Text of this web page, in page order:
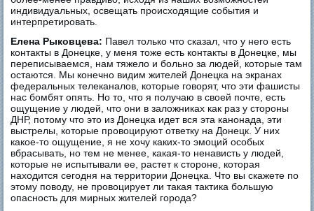
индивидуальных, освещать происходящие события и
интерпретировать.
Елена Рыковцева: Павел только что сказал, что у него есть
контакты в Донецке, у меня тоже есть контакты в Донецке, мы
переписываемся, нам тяжело и больно за людей, которые там
остаются. Мы конечно видим жителей Донецка на экранах
федеральных телеканалов, которые говорят, что эти фашисты
нас бомбят опять. Но то, что я получаю в своей почте, есть
ощущение у людей, что они в заложниках как раз у стороны
ДНР, потому что это из Донецка идет вся эта канонада, эти
выстрелы, которые провоцируют ответку на Донецк. У них
какое-то ощущение, я не хочу каких-то эмоций особых
вбрасывать, но тем не менее, какая-то ненависть у людей,
которые не испытывали ее, растет к стороне, которая
находится сегодня на территории Донецка. Что вы скажете по
этому поводу, не провоцирует ли такая тактика большую
опасность для мирных жителей города?